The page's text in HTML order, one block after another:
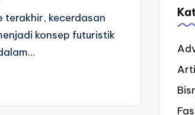
terakhir, kecerdasan
konsep futuristik